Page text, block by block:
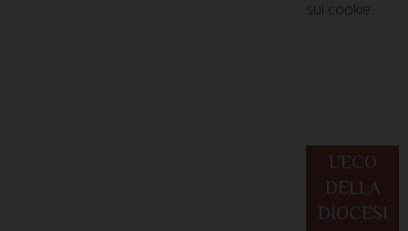
sui cookie
L'ECO
DELLA
DIOCESI